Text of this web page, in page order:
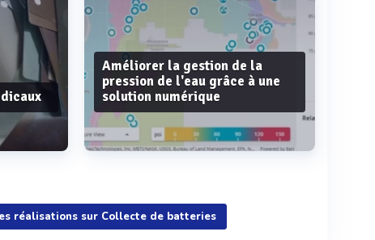
Améliorer la gestion de la
pression de l'eau grâce à une
solution numérique
Voir plus
réalisations sur Collecte de batteries